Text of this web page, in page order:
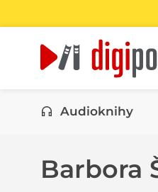
Kategorie
Audioknihy
Barbora